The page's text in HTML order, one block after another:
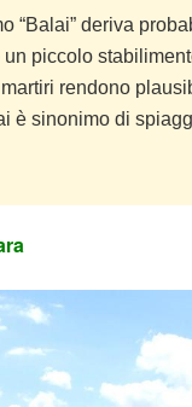
“Balai” deriva
piccolo
rendono
è sinonimo di